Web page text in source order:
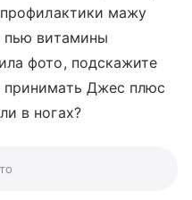
мажу
пью витамины
фото, подскажите
принимать Джес плюс
в ногах?